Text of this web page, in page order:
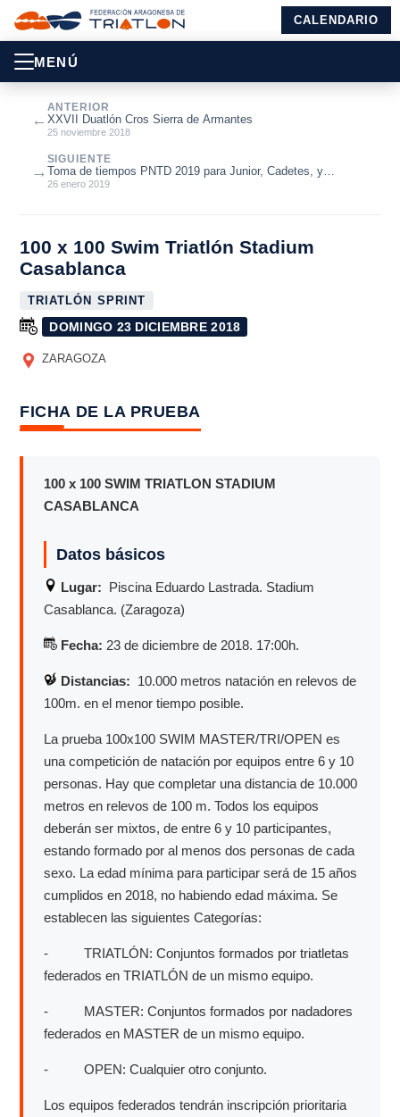
CALENDARIO
MENÚ
←
ANTERIOR
XXVII Duatlón Cros Sierra de Armantes
25 noviembre 2018
SIGUIENTE
Toma de tiempos PNTD 2019 para Junior, Cadetes, y
Paratriatletas
26 enero 2019
→
100 x 100 Swim Triatlón Stadium
Casablanca
TRIATLÓN SPRINT
DOMINGO 23 DICIEMBRE 2018
ZARAGOZA
FICHA DE LA PRUEBA
100 x 100 SWIM TRIATLON STADIUM
CASABLANCA
Datos básicos
Lugar: Piscina Eduardo Lastrada. Stadium
Casablanca. (Zaragoza)
Fecha: 23 de diciembre de 2018. 17:00h.
Distancias: 10.000 metros natación en relevos de
100m. en el menor tiempo posible.
La prueba 100x100 SWIM MASTER/TRI/OPEN es
una competición de natación por equipos entre 6 y 10
personas. Hay que completar una distancia de 10.000
metros en relevos de 100 m. Todos los equipos
deberán ser mixtos, de entre 6 y 10 participantes,
estando formado por al menos dos personas de cada
sexo. La edad mínima para participar será de 15 años
cumplidos en 2018, no habiendo edad máxima. Se
establecen las siguientes Categorías:
- TRIATLÓN: Conjuntos formados por triatletas
federados en TRIATLÓN de un mismo equipo.
- MASTER: Conjuntos formados por nadadores
federados en MASTER de un mismo equipo.
- OPEN: Cualquier otro conjunto.
Los equipos federados tendrán inscripción prioritaria